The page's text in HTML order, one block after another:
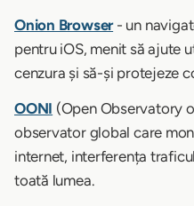
Onion Browser- un
pentru iOS, menit să ajute
cenzura și să-și protejeze
OONI (Open Observatory
observator global care
internet, interferența
toată lumea.